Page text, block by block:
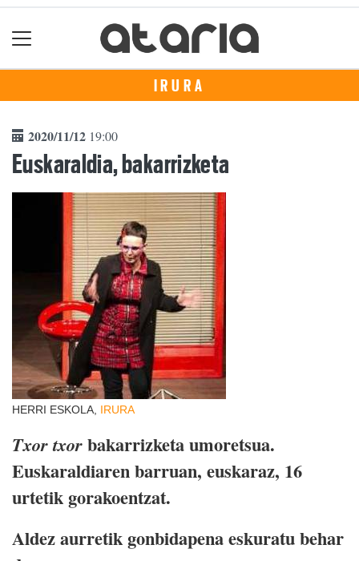
IRURA
2020/11/12 19:00
Euskaraldia, bakarrizketa
HERRI ESKOLA, IRURA
Txor txorbakarrizketa umoretsua.
Euskaraldiaren barruan, euskaraz, 16
urtetik gorakoentzat.
Aldez aurretik gonbidapena eskuratu behar